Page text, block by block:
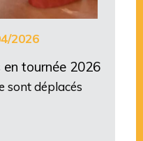
2026
en tournée 2026
sont déplacés